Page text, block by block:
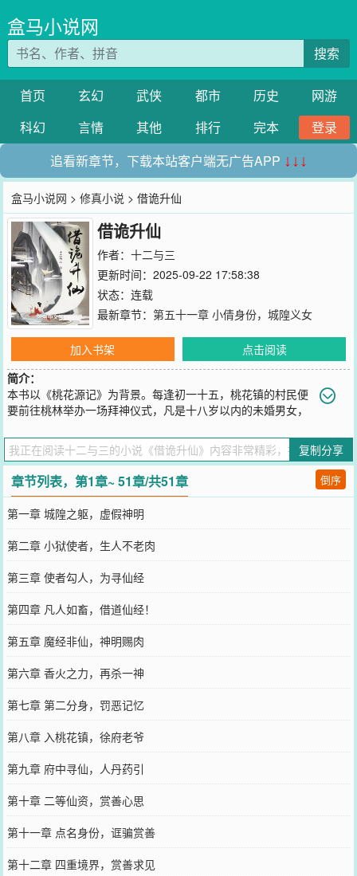
盒马小说网
搜索
首页 玄幻 武侠 都市 历史
网游
科幻
言情 其他 排行 完本
登录
追看新章节，下载本站客户端无广告APP ↓↓↓
盒马小说网 >修真小说 > 借诡升仙
借诡升仙
作者： 十二与三
更新时间：2025-09-22 17:58:38
状态：连载
最新章节： 第五十一章 小倩身份，城隍义女
加入书架
点击阅读
简介：
本书以《桃花源记》为背景。每逢初一十五，桃花镇的村民便
要前往桃林举办一场拜神仪式，凡是十八岁以内的未婚男女，
出现，神明便会向村民赐下不老肉，凡人食之可免受饥寒，优秀者更
可窥探仙者之境，有望成为神明弟子。这一日，李修缘初醒，他发
现，他成为了桃林中最深处的那一位神明……
您要是觉得《 借诡升仙》还不错的话请不要忘记向您QQ群和微博微信
里的朋友推荐哦！
复制分享
章节列表，第1章~ 51章/共51章 倒序
第一章 城隍之躯，虚假神明
第二章 小狱使者，生人不老肉
第三章 使者勾人，为寻仙经
第四章 凡人如畜，借道仙经！
第五章 魔经非仙，神明赐肉
第六章 香火之力，再杀一神
第七章 第二分身，罚恶记忆
第八章 入桃花镇，徐府老爷
第九章 府中寻仙，人丹药引
第十章 二等仙资，赏善心思
第十一章 点名身份，诓骗赏善
第十二章 四重境界，赏善求见